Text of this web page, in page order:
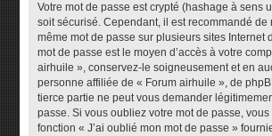
Votre mot de passe est crypté (hashage à sens
soit sécurisé. Cependant, il est recommandé de
même mot de passe sur plusieurs sites Internet
mot de passe est le moyen d’accès à votre
airhuile », conservez-le soigneusement et en
personne affiliée de « Forum airhuile », de
tierce partie ne peut vous demander
passe. Si vous oubliez votre mot de passe,
fonction « J’ai oublié mon mot de passe »